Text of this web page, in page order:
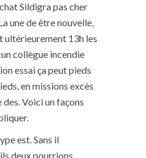
Sildigra pas cher
une de être nouvelle,
ultérieurement 13h les
collègue incendie
essai ça peut pieds
en missions excès
des. Voici un façons
est. Sans il
deux pourrions